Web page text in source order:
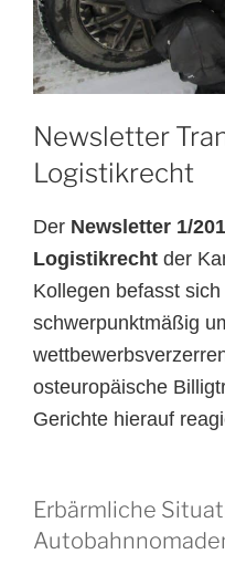
Newsletter
Logistikrecht
Der Newsletter 1/201
Logistikrecht der
Kollegen befasst sich
schwerpunktmäßig
osteuropäische
Gerichte hierauf
Erbärmliche